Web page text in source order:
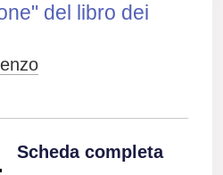
del libro dei
Scheda completa